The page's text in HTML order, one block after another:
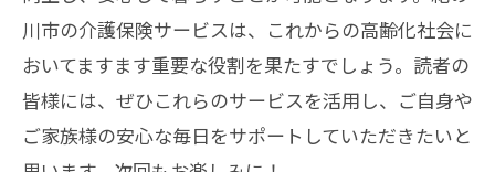
川市の介護保険サービスは、これからの高齢化社会に
おいてますます重要な役割を果たすでしょう。読者の
皆様には、ぜひこれらのサービスを活用し、ご自身や
ご家族様の安心な毎日をサポートしていただきたいと